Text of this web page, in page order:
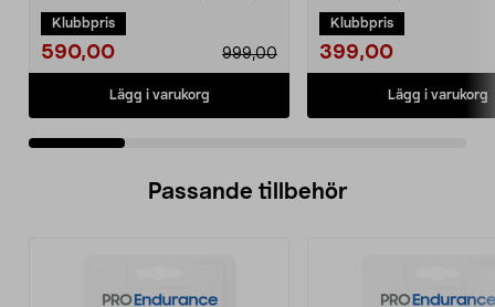
mobilen. Eufy E3...
Klubbpris
590,00 999,00
Lägg i varukorg
med smart AI. TP-Link T...
Klubbpris
399,00
Lägg i varukorg
Passande tillbehör